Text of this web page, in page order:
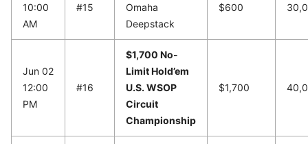
10:00
AM
#15
Omaha
Deepstack
$600
Jun 02
12:00
PM
#16
$1,700 No-
Limit Hold’em
U.S. WSOP
Circuit
Championship
$1,700